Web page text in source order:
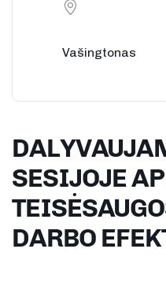
Vašingtonas
SESIJOJE
DARBO